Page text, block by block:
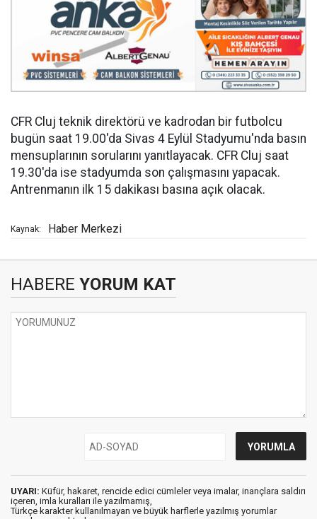
CFR Cluj teknik direktörü ve kadrodan bir futbolcu
bugün saat 19.00'da Sivas 4 Eylül Stadyumu'nda basın
mensuplarının sorularını yanıtlayacak. CFR Cluj saat
19.30'da ise stadyumda son çalışmasını yapacak.
Antrenmanın ilk 15 dakikası basına açık olacak.
Kaynak: Haber Merkezi
HABERE YORUM KAT
UYARI: Küfür, hakaret, rencide edici cümleler veya imalar, inançlara saldırı
içeren, imla kuralları ile yazılmamış,
Türkçe karakter kullanılmayan ve büyük harflerle yazılmış yorumlar